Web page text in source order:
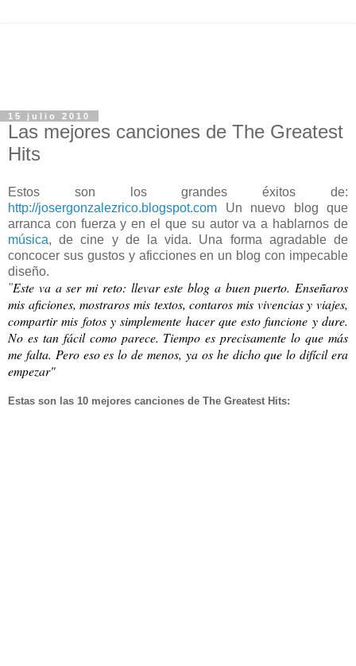
15 julio 2010
Las mejores canciones de The Greatest
Hits
Estos son los grandes éxitos de:
http://josergonzalezrico.blogspot.com Un nuevo blog que
arranca con fuerza y en el que su autor va a hablarnos de
música, de cine y de la vida. Una forma agradable de
concocer sus gustos y aficciones en un blog con impecable
diseño.
"Este va a ser mi reto: llevar este blog a buen puerto. Enseñaros
mis aficiones, mostraros mis textos, contaros mis vivencias y viajes,
compartir mis fotos y simplemente hacer que esto funcione y dure.
No es tan fácil como parece. Tiempo es precisamente lo que más
me falta. Pero eso es lo de menos, ya os he dicho que lo difícil era
empezar"
Estas son las 10 mejores canciones de The Greatest Hits: